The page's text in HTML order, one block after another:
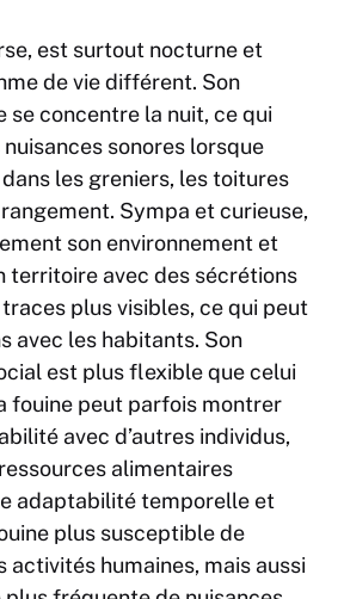
est surtout nocturne et
de vie différent. Son
se concentre la nuit, ce qui
sonores lorsque
dans les greniers, les toitures
Sympa et curieuse,
son environnement et
territoire avec des sécrétions
plus visibles, ce qui peut
avec les habitants. Son
est plus flexible que celui
fouine peut parfois montrer
avec d’autres individus,
alimentaires
adaptabilité temporelle et
plus susceptible de
activités humaines, mais aussi